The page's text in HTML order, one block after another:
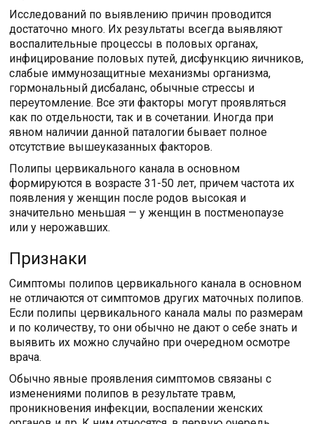
Исследований по выявлению причин проводится
достаточно много. Их результаты всегда выявляют
воспалительные процессы в половых органах,
инфицирование половых путей, дисфункцию яичников,
слабые иммунозащитные механизмы организма,
гормональный дисбаланс, обычные стрессы и
переутомление. Все эти факторы могут проявляться
как по отдельности, так и в сочетании. Иногда при
явном наличии данной паталогии бывает полное
отсутствие вышеуказанных факторов.
Полипы цервикального канала в основном
формируются в возрасте 31-50 лет, причем частота их
появления у женщин после родов высокая и
значительно меньшая — у женщин в постменопаузе
или у нерожавших.
Признаки
Симптомы полипов цервикального канала в основном
не отличаются от симптомов других маточных полипов.
Если полипы цервикального канала малы по размерам
и по количеству, то они обычно не дают о себе знать и
выявить их можно случайно при очередном осмотре
врача.
Обычно явные проявления симптомов связаны с
изменениями полипов в результате травм,
проникновения инфекции, воспалении женских